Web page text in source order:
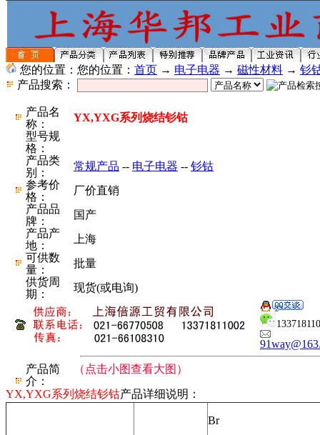
您的位置：您的位置： 首页 → 电子电器 → 磁性材料 → 钐
产品搜索：
产品名
称：
YX,YXG系列烧结钐钴
型号规
格：
产品类
别：
常规产品 -- 电子电器 -- 钐钴
参考价
格：
厂价直销
产品品
牌：
国产
产品产
地：
上海
可供数
量：
批量
供货周
期：
现货(或电询)
产品简
介：
（点击小图查看大图）
YX,YXG系列烧结钐钴产品详细说明：
Br